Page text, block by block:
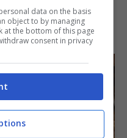
data on the basis
object to by managing
at the bottom of this page
consent in privacy